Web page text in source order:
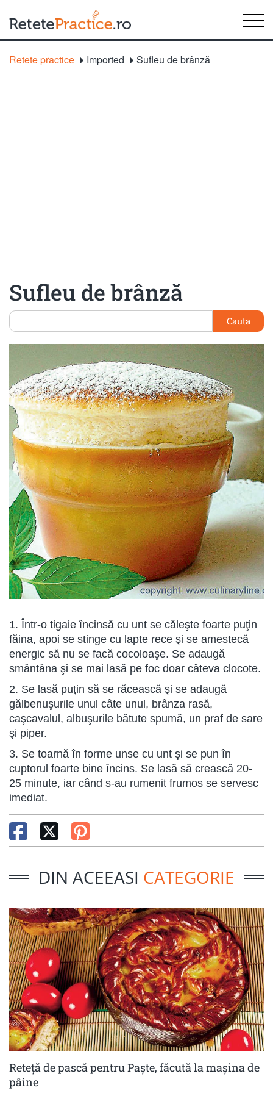
Retete practice Imported Sufleu de brânză
Sufleu de brânză
Cauta
1. Într-o tigaie încinsă cu unt se căleşte foarte puţin
făina, apoi se stinge cu lapte rece şi se amestecă
energic să nu se facă cocoloaşe. Se adaugă
smântâna şi se mai lasă pe foc doar câteva clocote.
2. Se lasă puţin să se răcească şi se adaugă
gălbenuşurile unul câte unul, brânza rasă,
caşcavalul, albuşurile bătute spumă, un praf de sare
şi piper.
3. Se toarnă în forme unse cu unt şi se pun în
cuptorul foarte bine încins. Se lasă să crească 20-
25 minute, iar când s-au rumenit frumos se servesc
imediat.
DIN ACEEASI CATEGORIE
Reteță de pască pentru Paște, făcută la mașina de
pâine